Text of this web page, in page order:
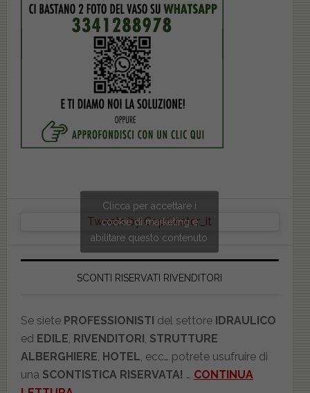
Tweets by Copriwater_it
Clicca per accettare i
cookie di marketing e
abilitare questo contenuto
SCONTI RISERVATI RIVENDITORI
Se siete PROFESSIONISTI del settore IDRAULICO
ed EDILE, RIVENDITORI, STRUTTURE
ALBERGHIERE, HOTEL, ecc… potrete usufruire di
una SCONTISTICA RISERVATA! … CONTINUA